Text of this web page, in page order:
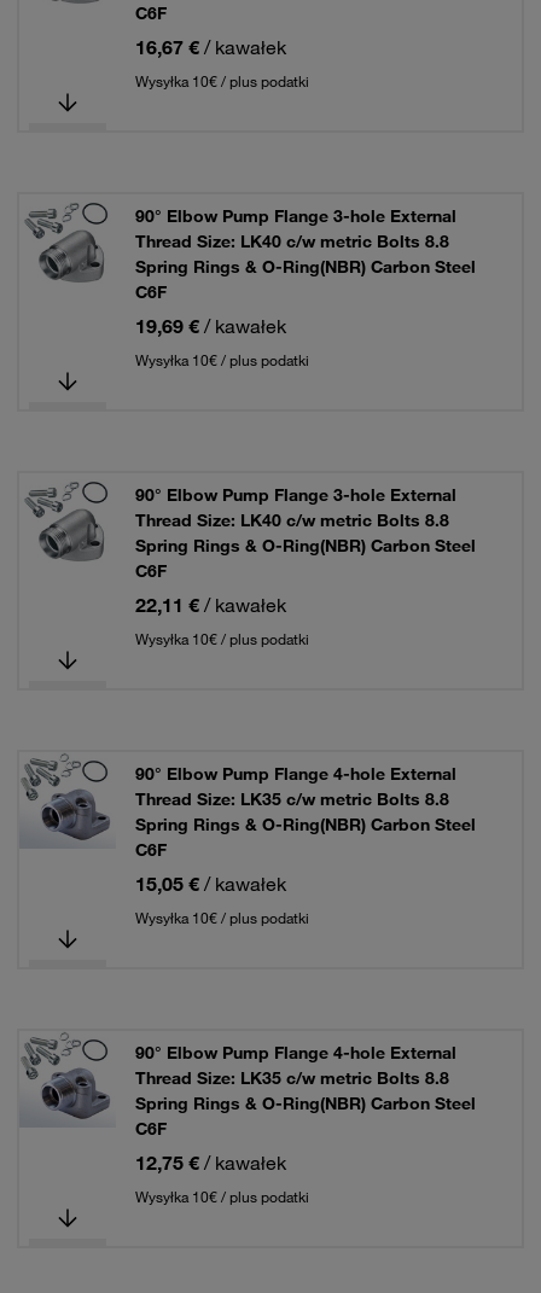
C6F
16,67 € / kawałek
Wysyłka 10€ / plus podatki
90° Elbow Pump Flange 3-hole External
Thread Size: LK40 c/w metric Bolts 8.8
Spring Rings & O-Ring(NBR) Carbon Steel
C6F
19,69 € / kawałek
Wysyłka 10€ / plus podatki
90° Elbow Pump Flange 3-hole External
Thread Size: LK40 c/w metric Bolts 8.8
Spring Rings & O-Ring(NBR) Carbon Steel
C6F
22,11 € / kawałek
Wysyłka 10€ / plus podatki
90° Elbow Pump Flange 4-hole External
Thread Size: LK35 c/w metric Bolts 8.8
Spring Rings & O-Ring(NBR) Carbon Steel
C6F
15,05 € / kawałek
Wysyłka 10€ / plus podatki
90° Elbow Pump Flange 4-hole External
Thread Size: LK35 c/w metric Bolts 8.8
Spring Rings & O-Ring(NBR) Carbon Steel
C6F
12,75 € / kawałek
Wysyłka 10€ / plus podatki